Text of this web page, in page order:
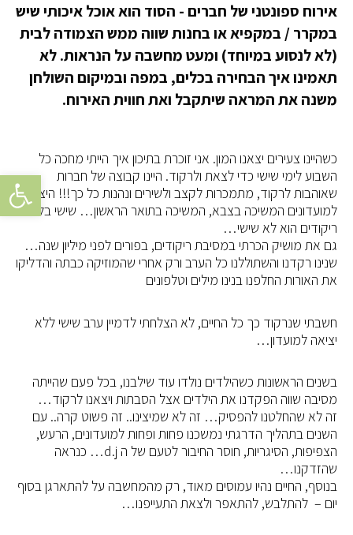
אירוח ספונטני של חברים - הסוד הוא אוכל איכותי שיש
במקרר / במקפיא או בחנות שווה ממש הצמודה לבית
(לא לנסוע במיוחד) ומעט מחשבה על הנראות. לא
תאמינו איך הבחירה בכלים, במפה ובמיקום השולחן
משנה את המראה שיתקבל ואת חווית האירוח.
כשהיינו צעירים יצאנו המון. אני זוכרת בתיכון איך הייתי מחכה כל
השבוע לימי שישי כדי לצאת ולרקוד. היינו קבוצה של חברות
שאוהבות לרקוד, מתמכרות לקצב ולשירים ונהנות כל כך!!! היציאה
למועדונים המשיכה בצבא, המשיכה בתואר הראשון… שישי בלי
ריקודים הוא לא שישי…
גם את מושיק הכרתי במסיבת ריקודים, בפורים לפני מיליון שנה…
שנינו רקדנו והשתוללנו כל הערב ורק אחרי שהמוזיקה כבתה והדליקו
את האורות החלפנו בנינו מילים וטלפונים
חשבתי שנרקוד כך כל החיים, לא הצלחתי לדמיין ערב שישי ללא
יציאה למועדון…
בשנים הראשונות כשהילדים נולדו עוד שילבנו, בכל פעם שהייתה
מסיבה שווה הפקדנו את הילדים אצל הסבתות ויצאנו לרקוד…
זה לא שהחלטנו להפסיק… זה לא שמיצינו.. זה פשוט קרה.. עם
השנים בתהליך הדרגתי נמשכנו פחות ופחות למועדונים, הרעש,
הצפיפות, הסיגריות, חוסר החיבור לטעם של ה d.j… כנראה
שהזדקנו…
בנוסף, החיים נהיו עמוסים מאוד, רק מהמחשבה על להתארגן בסוף
יום – להתלבש, להתאפר ולצאת התעייפנו…
פתח